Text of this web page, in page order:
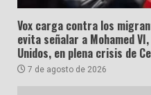
Vox carga contra los
evita señalar a Mohamed
Unidos, en plena crisis de
7 de agosto de 2026